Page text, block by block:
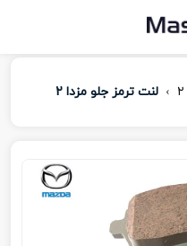
لنت ترمز جلو مزدا 2